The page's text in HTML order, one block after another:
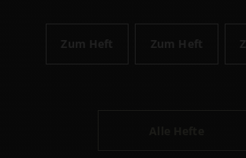
Zum Heft Zum Heft